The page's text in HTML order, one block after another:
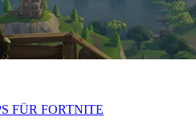
FÜR FORTNITE